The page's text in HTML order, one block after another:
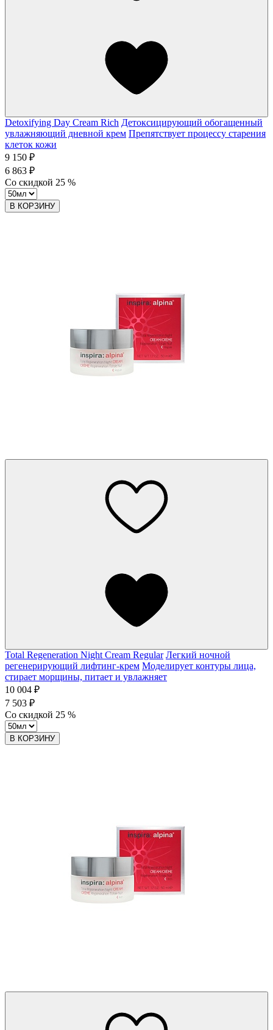
Detoxifying Day Cream Rich Детоксицирующий обогащенный
увлажняющий дневной крем Препятствует процессу старения
клеток кожи
9 150 ₽
6 863 ₽
Со скидкой 25 %
В КОРЗИНУ
Total Regeneration Night Cream Regular Легкий ночной
регенерирующий лифтинг-крем Моделирует контуры лица,
стирает морщины, питает и увлажняет
10 004 ₽
7 503 ₽
Со скидкой 25 %
В КОРЗИНУ